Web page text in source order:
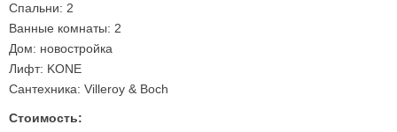
Спальни: 2
Ванные комнаты: 2
Дом: новостройка
Лифт: KONE
Сантехника: Villeroy & Boch
Стоимость: